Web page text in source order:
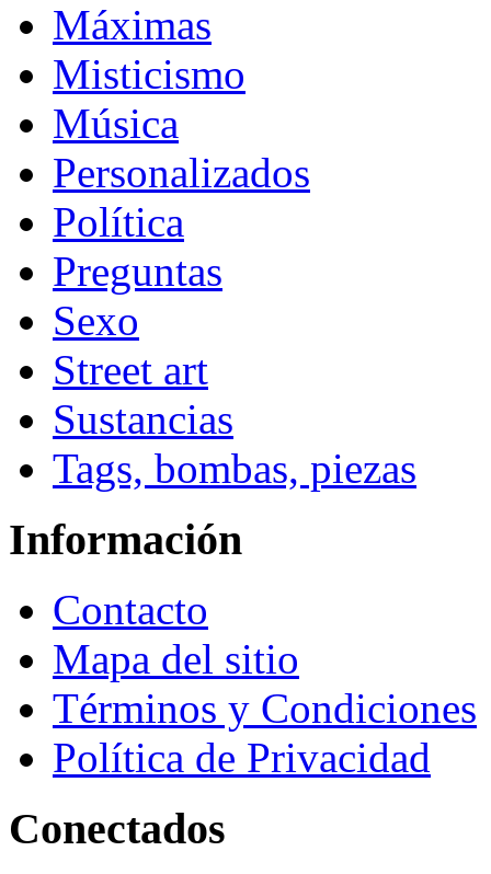
Máximas
Misticismo
Música
Personalizados
Política
Preguntas
Sexo
Street art
Sustancias
Tags, bombas, piezas
Información
Contacto
Mapa del sitio
Términos y Condiciones
Política de Privacidad
Conectados